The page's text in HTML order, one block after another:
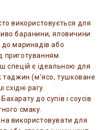
використовується для
баранини, яловичини
маринадів або
спецій є ідеальною для
таджин (м'ясо, тушковане
рагу.
до супів і соусів
смаку.
використовувати для